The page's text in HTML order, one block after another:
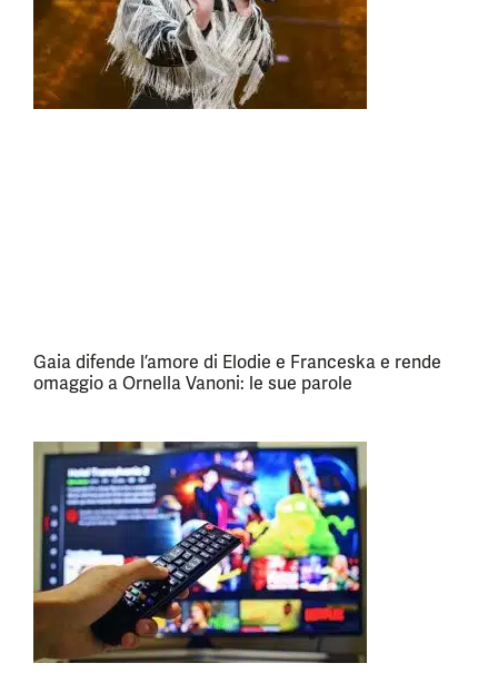
Gaia difende l’amore di Elodie e Franceska e rende
omaggio a Ornella Vanoni: le sue parole